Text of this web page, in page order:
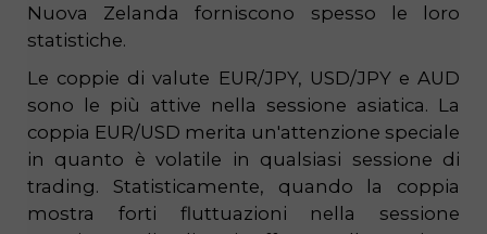
Nuova Zelanda forniscono spesso le loro
statistiche.
Le coppie di valute EUR/JPY, USD/JPY e AUD
sono le più attive nella sessione asiatica. La
coppia EUR/USD merita un'attenzione speciale
in quanto è volatile in qualsiasi sessione di
trading. Statisticamente, quando la coppia
mostra forti fluttuazioni nella sessione